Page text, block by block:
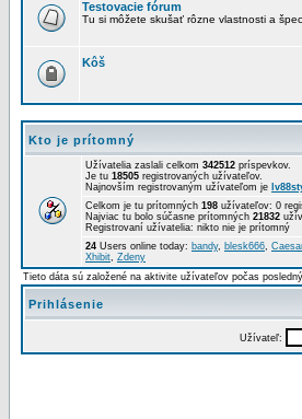
Testovacie fórum
Tu si môžete skušať rôzne vlastnosti a
Kôš
Kto je prítomný
Užívatelia zaslali celkom 342512 príspevkov.
Je tu 18505 registrovaných užívateľov.
Najnovším registrovaným užívateľom je
Celkom je tu prítomných 198 užívateľov: 0
Najviac tu bolo súčasne prítomných 21832
Registrovaní užívatelia: nikto nie je prítomný
24 Users online today: bandy, blesk666,
Xhibit, Zdeny
Tieto dáta sú založené na aktivite užívateľov počas
Prihlásenie
Užívateľ: